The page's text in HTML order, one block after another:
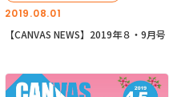
2019.08.01
【CANVAS NEWS】2019年８・9月号